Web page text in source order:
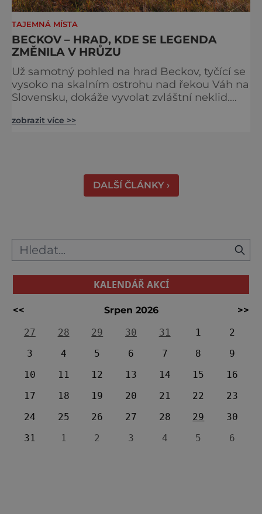
TAJEMNÁ MÍSTA
BECKOV – HRAD, KDE SE LEGENDA
ZMĚNILA V HRŮZU
Už samotný pohled na hrad Beckov, tyčící se
vysoko na skalním ostrohu nad řekou Váh na
Slovensku, dokáže vyvolat zvláštní neklid.
výhled do krajiny, se staly i svědky tragédie –
zrnko pravdy. Většina z nich vypráví o t
zobrazit více >>
DALŠÍ ČLÁNKY ›
KALENDÁŘ AKCÍ
<< Srpen 2026
>>
27
28 29 30 31 1
2
3
4 5 6 7 8
9
10
11 12 13 14 15
16
17
18 19 20 21 22
23
24
25 26 27 28 29
30
31
1 2 3 4 5 6